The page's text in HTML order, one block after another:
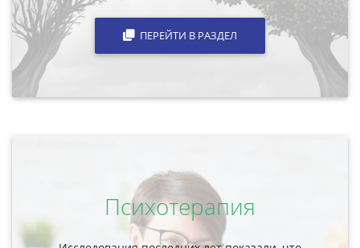
ПЕРЕЙТИ В РАЗДЕЛ
Психотерапия